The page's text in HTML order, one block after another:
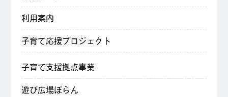
利用案内
子育て応援プロジェクト
子育て支援拠点事業
遊び広場ぽらん